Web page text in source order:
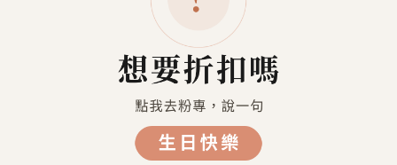
7-11超商取貨 付款（約4-5天送達）
7-11超商取貨不付款 （約4-5天送達）
宅配到府（金門／馬祖／澎湖 外島地區除外）
金門／馬祖／澎湖 等外島地區（郵寄）
付款方式
信用卡付款（SHOPLINE Pay）